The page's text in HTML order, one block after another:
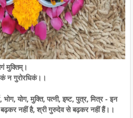
मुक्तिम्।
न गुरोरधिकं।।
भोग, योग, मुक्ति, पत्नी, इष्ट, पुत्र, मित्र - इन
नहीं है, श्री गुरुदेव से बढ़कर नहीं हैं।।